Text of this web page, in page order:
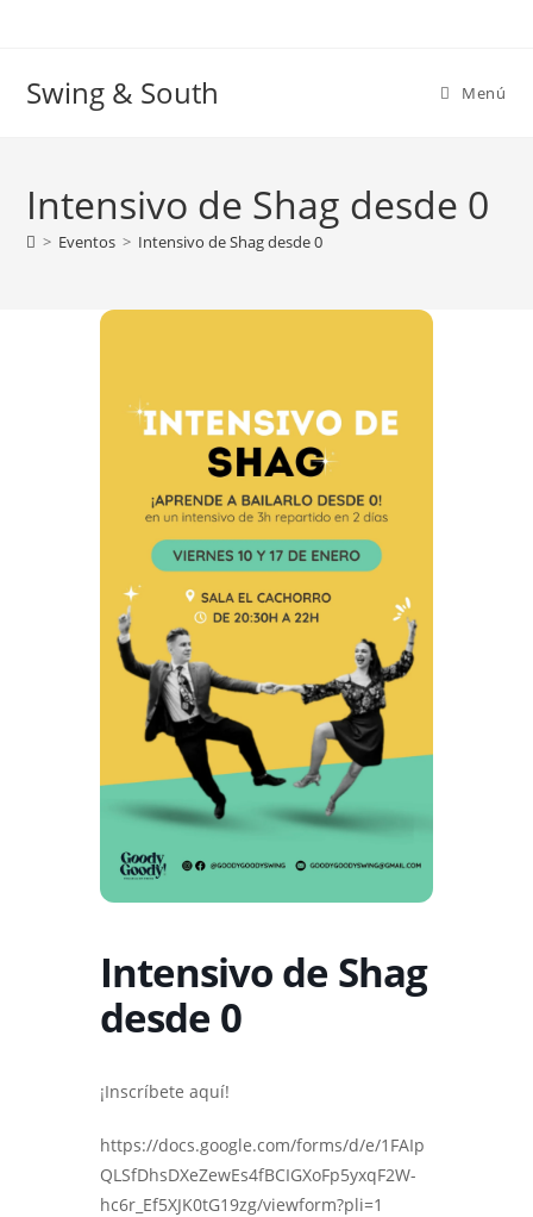
Swing & South Menú
Intensivo de Shag desde 0
> Eventos > Intensivo de Shag desde 0
Intensivo de Shag
desde 0
¡Inscríbete aquí!
https://docs.google.com/forms/d/e/1FAIp
QLSfDhsDXeZewEs4fBCIGXoFp5yxqF2W-
hc6r_Ef5XJK0tG19zg/viewform?pli=1